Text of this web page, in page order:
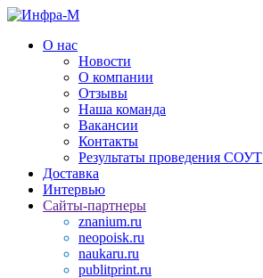
О нас
Новости
О компании
Отзывы
Наша команда
Вакансии
Контакты
Результаты проведения СОУТ
Доставка
Интервью
Сайты-партнеры
znanium.ru
neopoisk.ru
naukaru.ru
publitprint.ru